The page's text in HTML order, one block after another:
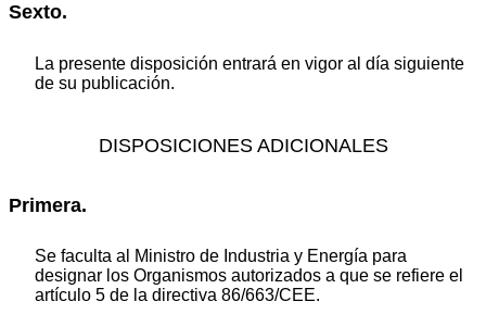
Sexto.
La presente disposición entrará en vigor al día siguiente
de su publicación.
DISPOSICIONES ADICIONALES
Primera.
Se faculta al Ministro de Industria y Energía para
designar los Organismos autorizados a que se refiere el
artículo 5 de la directiva 86/663/CEE.